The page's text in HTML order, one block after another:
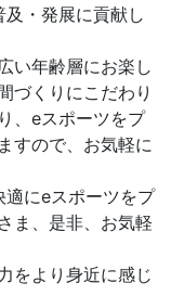
・発展に貢献し
い年齢層にお楽し
づくりにこだわり
、eスポーツをプ
すので、お気軽に
適にeスポーツをプ
ま、是非、お気軽
をより身近に感じ